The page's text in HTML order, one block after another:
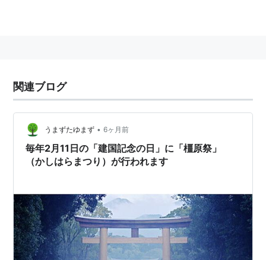
関連ブログ
うまずたゆまず • 6ヶ月前
毎年2月11日の「建国記念の日」に「橿原祭」
（かしはらまつり）が行われます